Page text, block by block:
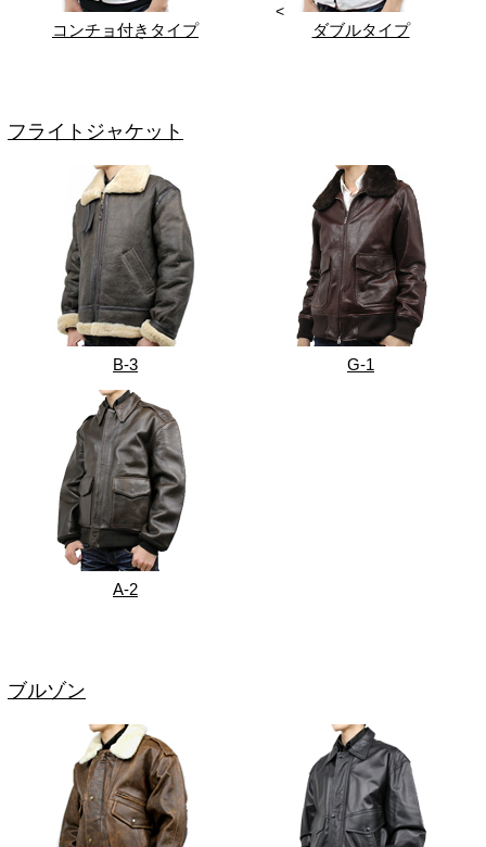
コンチョ付きタイプ
<
ダブルタイプ
フライトジャケット
B-3 G-1
A-2
ブルゾン